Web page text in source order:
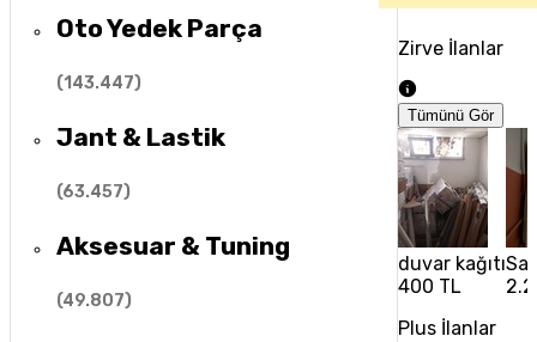
Oto Yedek Parça
(143.447)
Jant & Lastik
(63.457)
Aksesuar & Tuning
(49.807)
Zirve İlanlar
Tümünü Gör
duvar kağıtı
400 TL
Plus İlanlar